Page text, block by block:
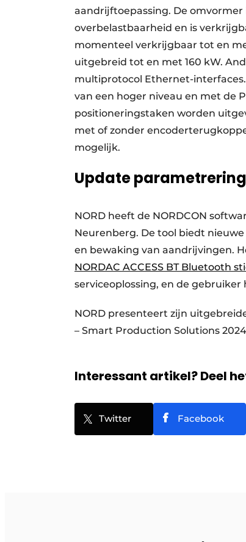
aandrijftoepassing. De
overbelastbaarheid en is
momenteel verkrijgbaar tot en
uitgebreid tot en met 160 kW.
multiprotocol Ethernet-
van een hoger niveau en met de
positioneringstaken worden
met of zonder
mogelijk.
Update
NORD heeft de NORDCON
Neurenberg. De tool biedt
en bewaking van aandrijvingen.
NORDAC ACCESS BT Bluetooth
serviceoplossing, en de
NORD presenteert zijn
– Smart Production Solutions
Interessant artikel? Deel
Twitter Facebook